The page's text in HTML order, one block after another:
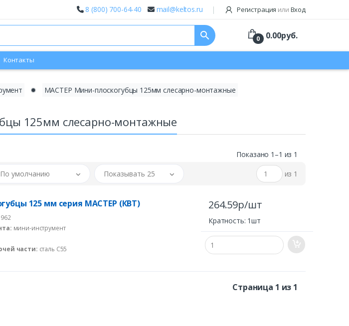
8 (800) 700-64-40 mail@keltos.ru Регистрация или Вход
search 0 0.00руб.
Контакты
✹ МАСТЕР Мини-плоскогубцы 125мм слесарно-монтажные
125мм слесарно-монтажные
Показано 1–1 из 1
По умолчанию Показывать 25 из 1
125 мм серия МАСТЕР (КВТ)
мини-инструмент
части: сталь С55
264.59р/шт
Кратность: 1шт
Страница 1 из 1